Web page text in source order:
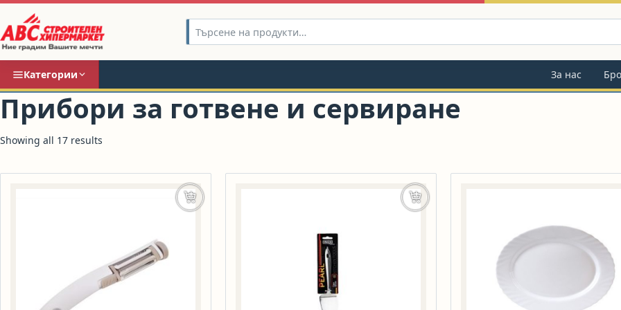
Категории За нас
Прибори за готвене и сервиране
Showing all 17 results
Добавяне в количката Добавяне в количката